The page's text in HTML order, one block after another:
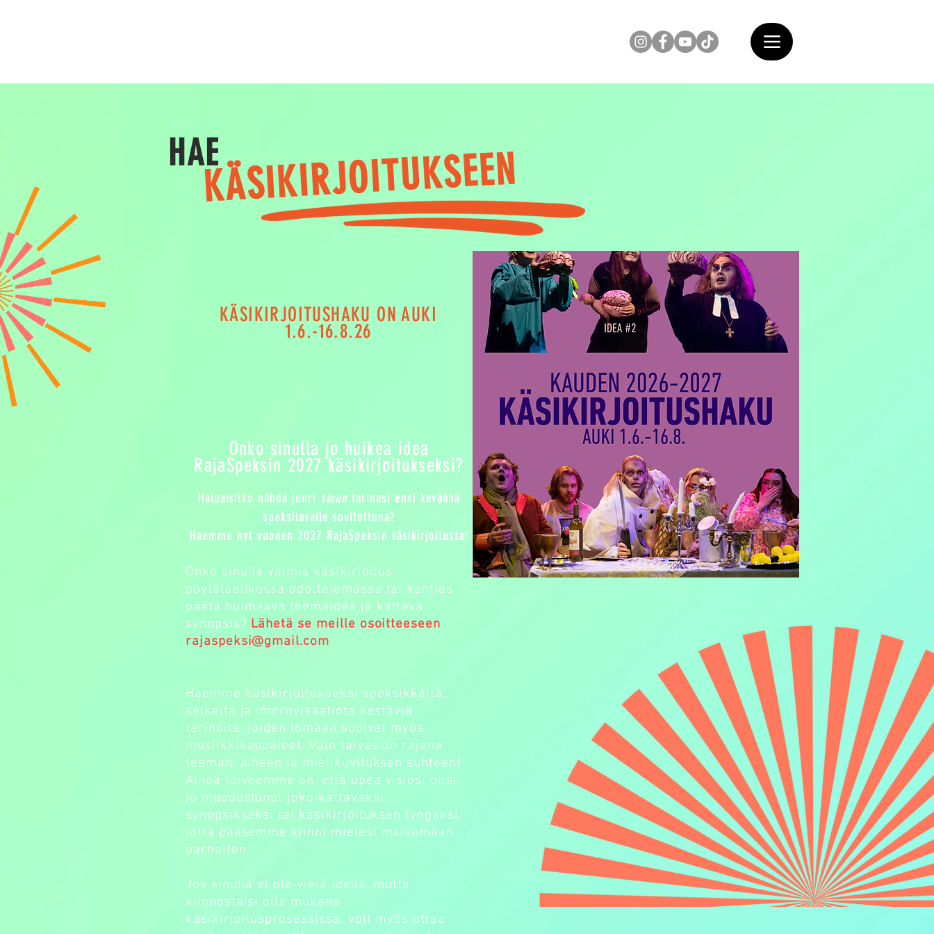
KÄSIKIRJOITUKSEEN
HAE
Onko sinulla jo huikea idea
RajaSpeksin 2027 käsikirjoitukseksi?
Haluaisitko nähdä juuri sinun tarinasi ensi keväänä
speksilavalle sovitettuna?
Haemme nyt vuoden 2027 RajaSpeksin käsikirjoitusta!
Onko sinulla valmis käsikirjoitus
pöytälaatikossa odottelemassa tai kenties
päätä huimaava teemaidea ja kattava
synopsis? Lähetä se meille osoitteeseen
rajaspeksi@gmail.com
Haemme käsikirjoitukseksi speksikkäitä,
selkeitä ja improvisaatiota kestäviä
tarinoita, joiden lomaan sopivat myös
musiikkikappaleet. Vain taivas on rajana
teeman, aiheen ja mielikuvituksen suhteen!
Ainoa toiveemme on, että upea visiosi olisi
jo muodostunut joko kattavaksi
synopsikseksi tai käsikirjoituksen tyngäksi,
jotta pääsemme kiinni mielesi maisemaan
parhaiten.
Jos sinulla ei ole vielä ideaa, mutta
kiinnostaisi olla mukana
käsikirjoitusprosessissa, voit myös ottaa
KÄSIKIRJOITUSHAKU ON AUKI
1.6.-16.8.26